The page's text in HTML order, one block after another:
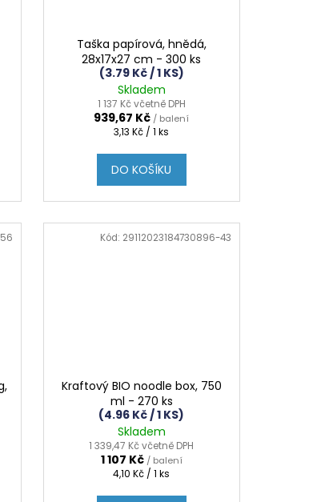
Taška papírová, hnědá,
28x17x27 cm - 300 ks
(3.79 Kč / 1 KS)
Skladem
1 137 Kč včetně DPH
939,67 Kč / balení
Měrná
3,13 Kč / 1 ks
DO KOŠÍKU
Kraftový BIO noodle box, 750
ml - 270 ks
(4.96 Kč / 1 KS)
Skladem
1 339,47 Kč včetně DPH
1 107 Kč / balení
Měrná
4,10 Kč / 1 ks
Kód: 29112023184730896-43